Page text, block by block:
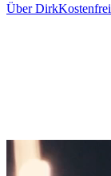
Über Dirk